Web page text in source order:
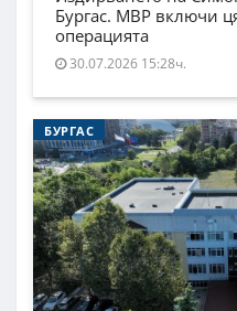
Бургас. МВР включи
операцията
30.07.2026 15:28ч.
БУРГАС